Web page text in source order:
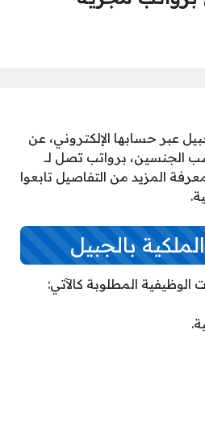
عبر حسابها الإلكتروني، عن
الجنسين، برواتب تصل لــ
المزيد من التفاصيل تابعوا
بالجبيل
الوظيفية المطلوبة كالآتي: